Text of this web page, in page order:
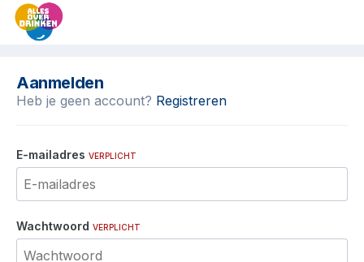
Aanmelden
Heb je geen account? Registreren
E-mailadres VERPLICHT
Wachtwoord VERPLICHT